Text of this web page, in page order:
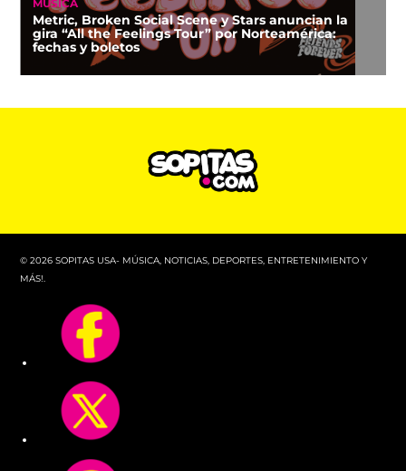
MÚSICA
Metric, Broken Social Scene y Stars anuncian la
gira “All the Feelings Tour” por Norteamérica:
fechas y boletos
© 2026 SOPITAS USA- MÚSICA, NOTICIAS, DEPORTES, ENTRETENIMIENTO Y
MÁS!.